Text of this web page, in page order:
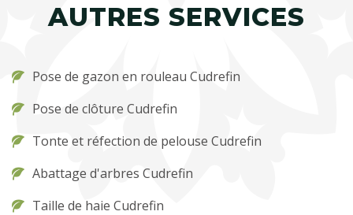
AUTRES SERVICES
Pose de gazon en rouleau Cudrefin
Pose de clôture Cudrefin
Tonte et réfection de pelouse Cudrefin
Abattage d'arbres Cudrefin
Taille de haie Cudrefin